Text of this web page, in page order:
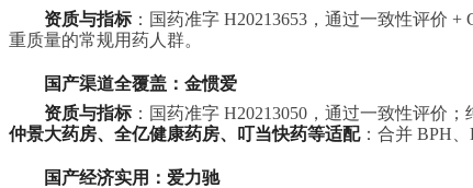
资质与指标：国药准字 H20213653，通过一致性评价 +
重质量的常规用药人群。
国产渠道全覆盖：金惯爱
资质与指标：国药准字 H20213050，通过一致性评价；
仲景大药房、全亿健康药房、叮当快药等适配：合并 BPH、
国产经济实用：爱力驰